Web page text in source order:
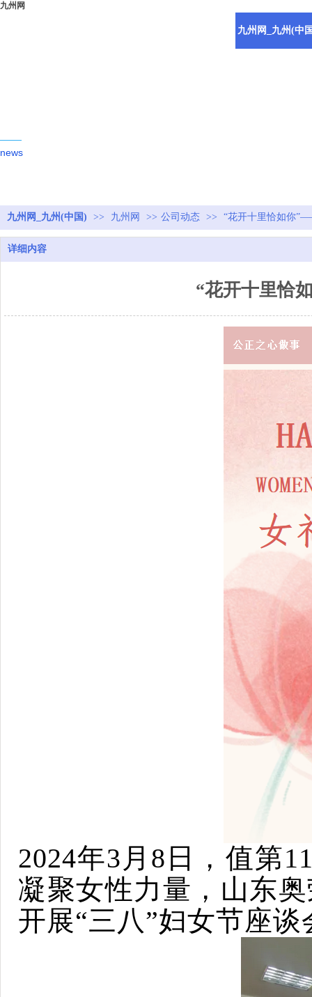
九州网
九州网_九州(中
news
九州网_九州(中国) >> 九州网 >> 公司动态 >> “花开十里恰如你
详细内容
“花开十里恰
2024年3月8日，值第
凝聚女性力量，山东
开展“三八”妇女节座